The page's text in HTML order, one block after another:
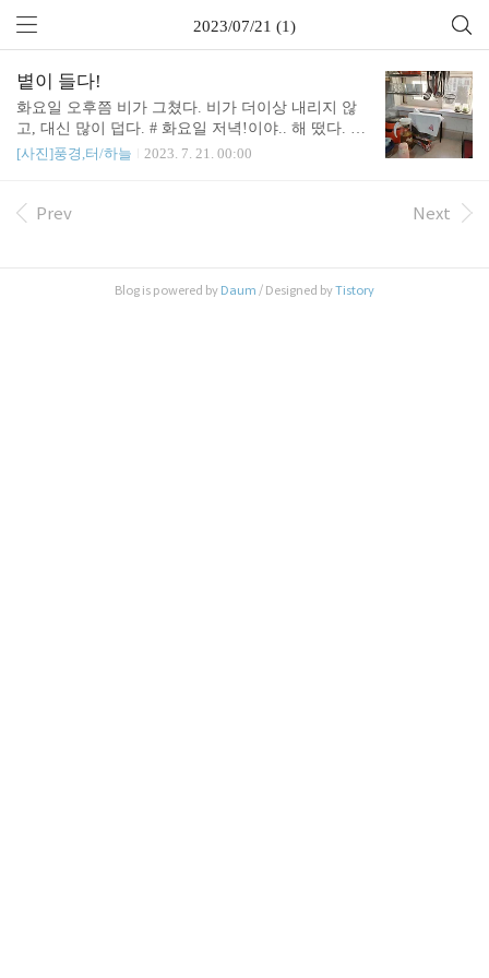
2023/07/21 (1)
볕이 들다!
화요일 오후쯤 비가 그쳤다. 비가 더이상 내리지 않
고, 대신 많이 덥다. # 화요일 저녁!이야.. 해 떴다. 한
달만에 보는 해가 너무 신기했다. # 개인 하늘
[사진]풍경,터/하늘 2023. 7. 21. 00:00
Prev Next
Blog is powered by Daum / Designed byTistory